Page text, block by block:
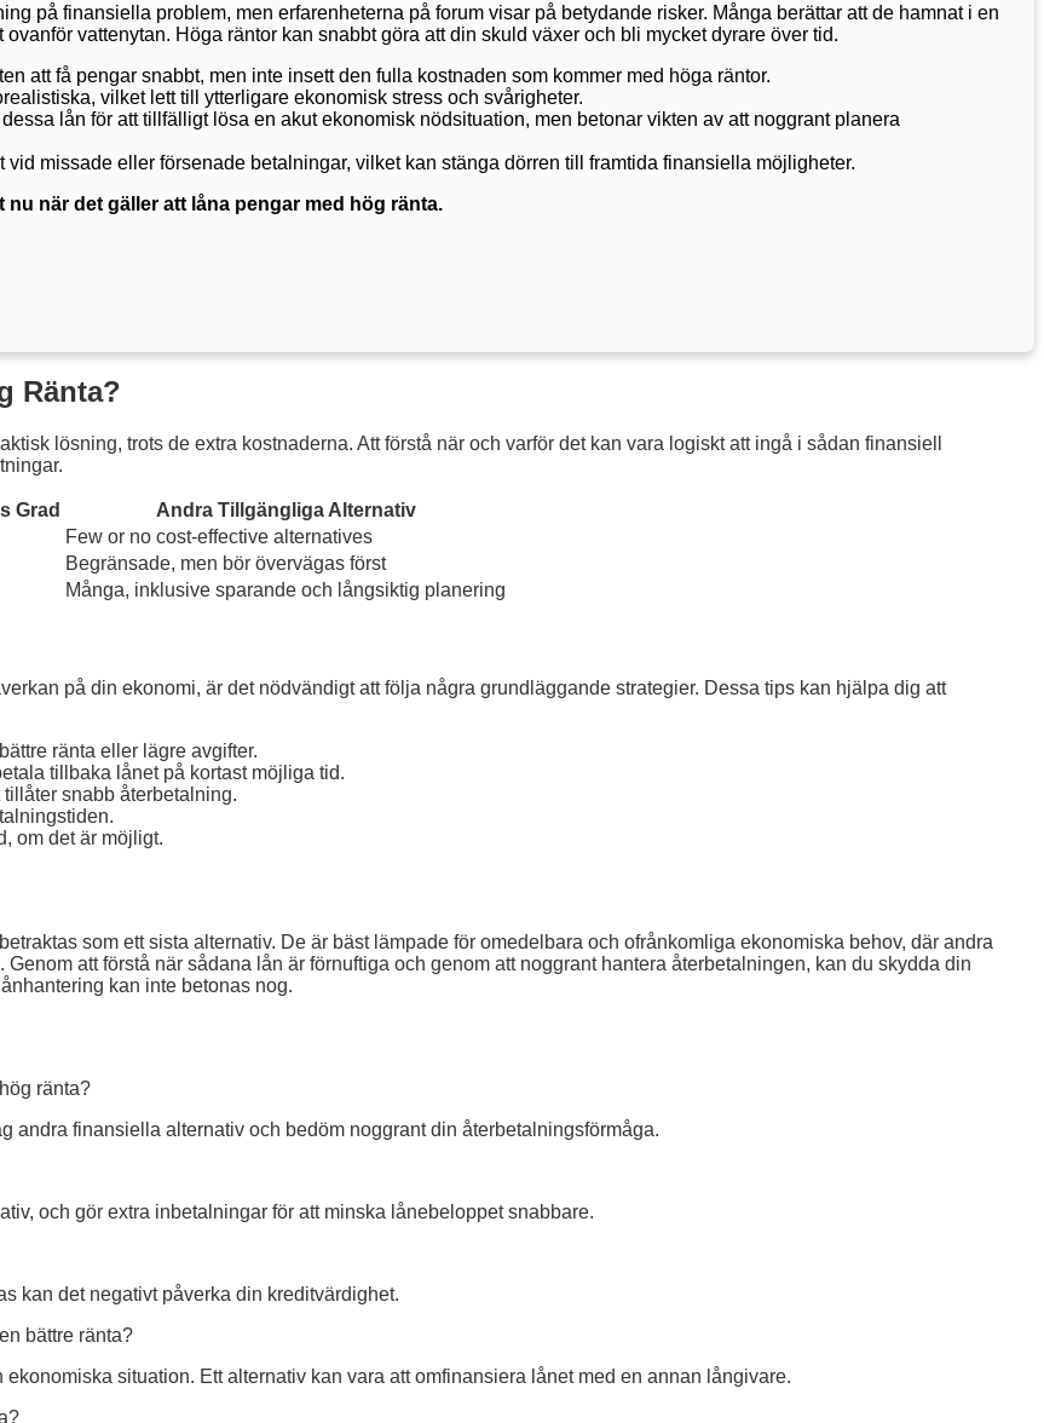
på finansiella problem, men erfarenheterna på forum visar på betydande risker. Många berättar att de hamnat i en
vattenytan. Höga räntor kan snabbt göra att din skuld växer och bli mycket dyrare över tid.
att få pengar snabbt, men inte insett den fulla kostnaden som kommer med höga räntor.
vilket lett till ytterligare ekonomisk stress och svårigheter.
lån för att tillfälligt lösa en akut ekonomisk nödsituation, men betonar vikten av att noggrant planera
missade eller försenade betalningar, vilket kan stänga dörren till framtida finansiella möjligheter.
när det gäller att låna pengar med hög ränta.
Ränta?
lösning, trots de extra kostnaderna. Att förstå när och varför det kan vara logiskt att ingå i sådan finansiell
Grad
Andra Tillgängliga Alternativ
Few or no cost-effective alternatives
Begränsade, men bör övervägas först
Många, inklusive sparande och långsiktig planering
på din ekonomi, är det nödvändigt att följa några grundläggande strategier. Dessa tips kan hjälpa dig att
ränta eller lägre avgifter.
tillbaka lånet på kortast möjliga tid.
snabb återbetalning.
om det är möjligt.
som ett sista alternativ. De är bäst lämpade för omedelbara och ofrånkomliga ekonomiska behov, där andra
att förstå när sådana lån är förnuftiga och genom att noggrant hantera återbetalningen, kan du skydda din
kan inte betonas nog.
ränta?
andra finansiella alternativ och bedöm noggrant din återbetalningsförmåga.
och gör extra inbetalningar för att minska lånebeloppet snabbare.
kan det negativt påverka din kreditvärdighet.
bättre ränta?
situation. Ett alternativ kan vara att omfinansiera lånet med en annan långivare.